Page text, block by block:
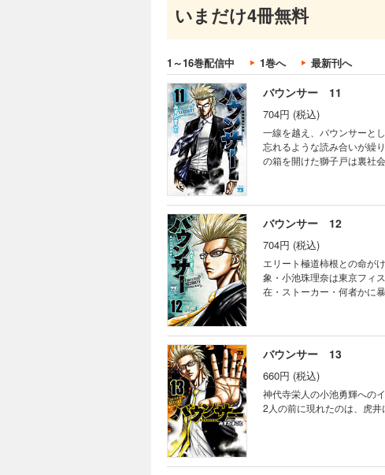
いまだけ4冊無料
1～16巻配信中 1巻へ 最新刊へ
警護だが、背後では巨大な
バウンサー 11
704円 (税込)
一線を越え、バウンサーと
忘れるような読み合いが繰
の箱を開けた獅子戸は裏社
バウンサー 12
704円 (税込)
エリート極道柿根との命が
象・小池珠理奈は東京フィ
在・ストーカー・何者かに
バウンサー 13
660円 (税込)
神代寺栄人の小池勇輝への
2人の前に現れたのは、虎